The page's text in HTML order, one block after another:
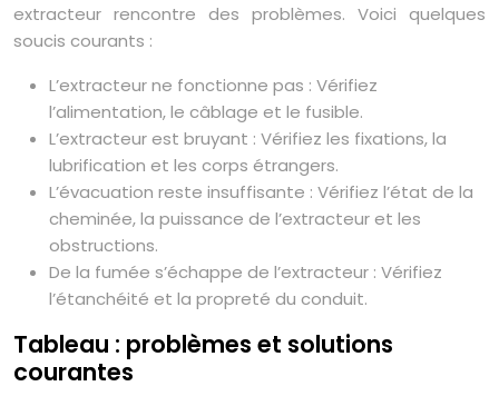
extracteur rencontre des problèmes. Voici quelques
soucis courants :
L’extracteur ne fonctionne pas : Vérifiez
l’alimentation, le câblage et le fusible.
L’extracteur est bruyant : Vérifiez les fixations, la
lubrification et les corps étrangers.
L’évacuation reste insuffisante : Vérifiez l’état de la
cheminée, la puissance de l’extracteur et les
obstructions.
De la fumée s’échappe de l’extracteur : Vérifiez
l’étanchéité et la propreté du conduit.
Tableau : problèmes et solutions
courantes